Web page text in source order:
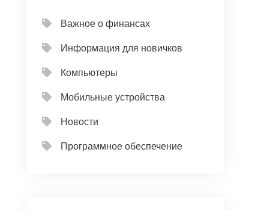
Важное о финансах
Информация для новичков
Компьютеры
Мобильные устройства
Новости
Программное обеспечение